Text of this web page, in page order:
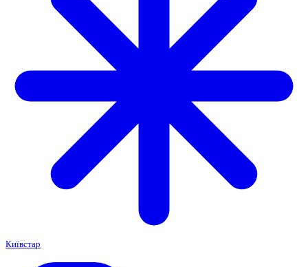
Київстар